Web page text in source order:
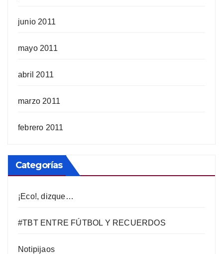
junio 2011
mayo 2011
abril 2011
marzo 2011
febrero 2011
Categorías
¡Eco!, dizque…
#TBT ENTRE FÚTBOL Y RECUERDOS
Notipijaos